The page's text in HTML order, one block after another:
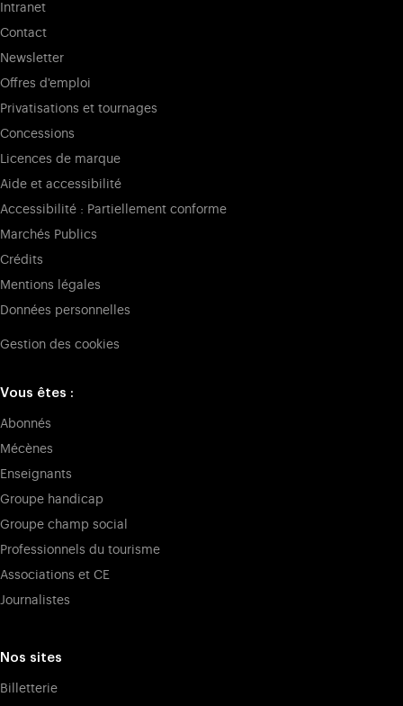
Intranet
Contact
Newsletter
Offres d'emploi
Privatisations et tournages
Concessions
Licences de marque
Aide et accessibilité
Accessibilité : Partiellement conforme
Marchés Publics
Crédits
Mentions légales
Données personnelles
Gestion des cookies
Vous êtes :
Abonnés
Mécènes
Enseignants
Groupe handicap
Groupe champ social
Professionnels du tourisme
Associations et CE
Journalistes
Nos sites
Billetterie